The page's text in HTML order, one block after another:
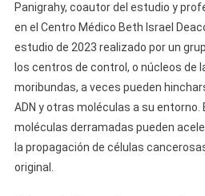
Panigrahy, coautor del estudio y
en el Centro Médico Beth Israel
estudio de 2023 realizado por un
los centros de control, o núcleos de
moribundas, a veces pueden
ADN y otras moléculas a su entorno.
moléculas derramadas pueden
la propagación de células
original.